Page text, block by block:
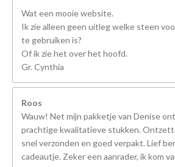
Wat een mooie website.
Ik zie alleen geen uitleg welke steen
te gebruiken is?
Of ik zie het over het hoofd.
Gr. Cynthia
Roos
Wauw! Net mijn pakketje van Denise
prachtige kwalitatieve stukken.
snel verzonden en goed verpakt. Lief
cadeautje. Zeker een aanrader, ik kom